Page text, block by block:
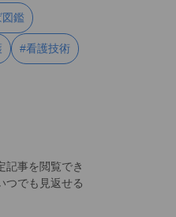
図鑑
#看護技術
記事を閲覧でき
つでも見返せる